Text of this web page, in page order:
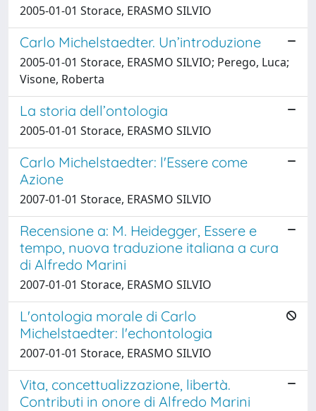
2005-01-01 Storace, ERASMO SILVIO
Carlo Michelstaedter. Un’introduzione
2005-01-01 Storace, ERASMO SILVIO; Perego, Luca;
Visone, Roberta
La storia dell’ontologia
2005-01-01 Storace, ERASMO SILVIO
Carlo Michelstaedter: l'Essere come
Azione
2007-01-01 Storace, ERASMO SILVIO
Recensione a: M. Heidegger, Essere e
tempo, nuova traduzione italiana a cura
di Alfredo Marini
2007-01-01 Storace, ERASMO SILVIO
L'ontologia morale di Carlo
Michelstaedter: l'echontologia
2007-01-01 Storace, ERASMO SILVIO
Vita, concettualizzazione, libertà.
Contributi in onore di Alfredo Marini